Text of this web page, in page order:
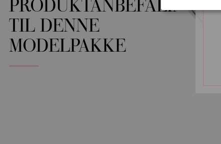
PRODUKTANBEFALINGER
TIL DENNE
MODELPAKKE